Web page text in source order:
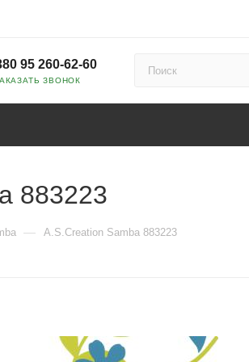
95 260-62-60
ЗВОНОК
883223
— A.S.Creation Samba 883223